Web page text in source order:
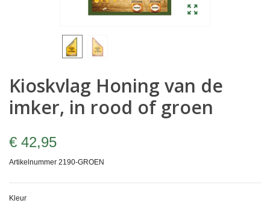
Kioskvlag Honing van de
imker, in rood of groen
€ 42,95
Artikelnummer 2190-GROEN
Kleur